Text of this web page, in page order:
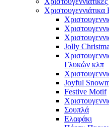
Χριστουγεννιάτικα
Jolly
Γλυκών κλπ
Joyful
Festive Motif
Σουπλά
Ελαφάκι